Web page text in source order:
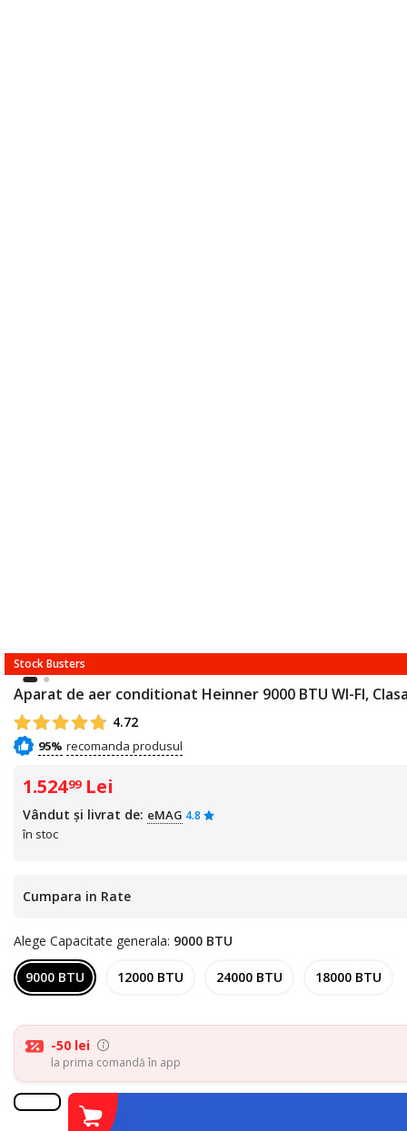
Stock Busters
Aparat de aer conditionat Heinner 9000 BTU WI-FI,
4.72
95%
1.52499 Lei
Vândut și livrat de: eMAG 4.8
în stoc
Cumpara in Rate
Alege Capacitate generala: 9000 BTU
9000 BTU 12000 BTU 24000 BTU 18000 BTU
-50 lei
la prima comandă în app